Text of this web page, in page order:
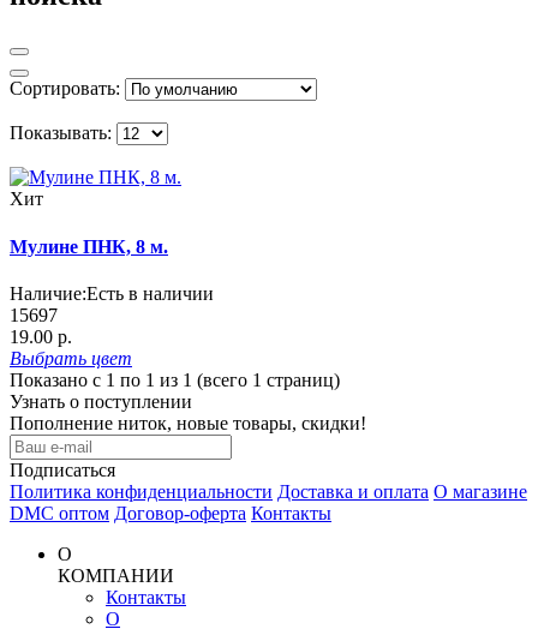
Сортировать:
Показывать:
Хит
Мулине ПНК, 8 м.
Наличие:Есть в наличии
15697
19.00 р.
Выбрать цвет
Показано с 1 по 1 из 1 (всего 1 страниц)
Узнать о поступлении
Пополнение ниток, новые товары, скидки!
Подписаться
Политика конфиденциальности Доставка и оплата О магазине
DMC оптом Договор-оферта Контакты
О
КОМПАНИИ
Контакты
О